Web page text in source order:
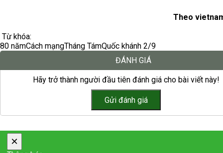
Theo
Từ khóa:
80 nămCách mạngTháng TámQuốc khánh 2/9
ĐÁNH GIÁ
Hãy trở thành người đầu tiên đánh giá cho bài viết này!
×